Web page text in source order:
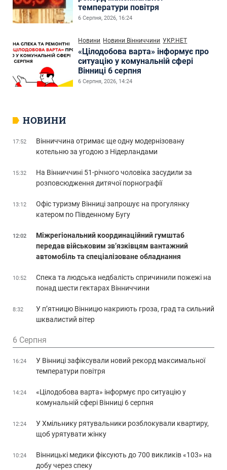
температури повітря
6 Серпня, 2026, 16:24
Новини Новини Вінниччини УКР.НЕТ
«Цілодобова варта» інформує про
ситуацію у комунальній сфері
Вінниці 6 серпня
6 Серпня, 2026, 14:24
НОВИНИ
17:52
Вінниччина отримає ще одну модернізовану
котельню за угодою з Нідерландами
15:32
На Вінниччині 51-річного чоловіка засудили за
розповсюдження дитячої порнографії
13:12
Офіс туризму Вінниці запрошує на прогулянку
катером по Південному Бугу
12:02
Міжрегіональний координаційний гумштаб
передав військовим зв’язківцям вантажний
автомобіль та спеціалізоване обладнання
10:52
Спека та людська недбалість спричинили пожежі на
понад шести гектарах Вінниччини
8:32
У п’ятницю Вінницю накриють гроза, град та сильний
шквалистий вітер
6 Серпня
16:24
У Вінниці зафіксували новий рекорд максимальної
температури повітря
14:24
«Цілодобова варта» інформує про ситуацію у
комунальній сфері Вінниці 6 серпня
12:24
У Хмільнику рятувальники розблокували квартиру,
щоб урятувати жінку
10:24
Вінницькі медики фіксують до 700 викликів «103» на
добу через спеку